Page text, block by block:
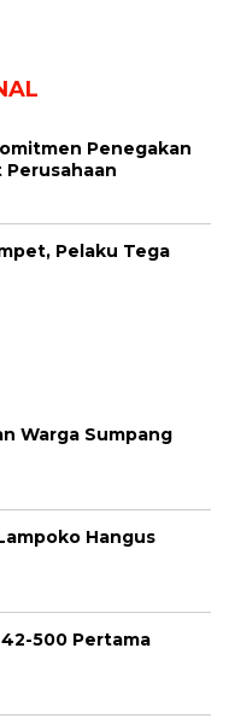
Penegakan
Pelaku Tega
Warga Sumpang
Hangus
500 Pertama